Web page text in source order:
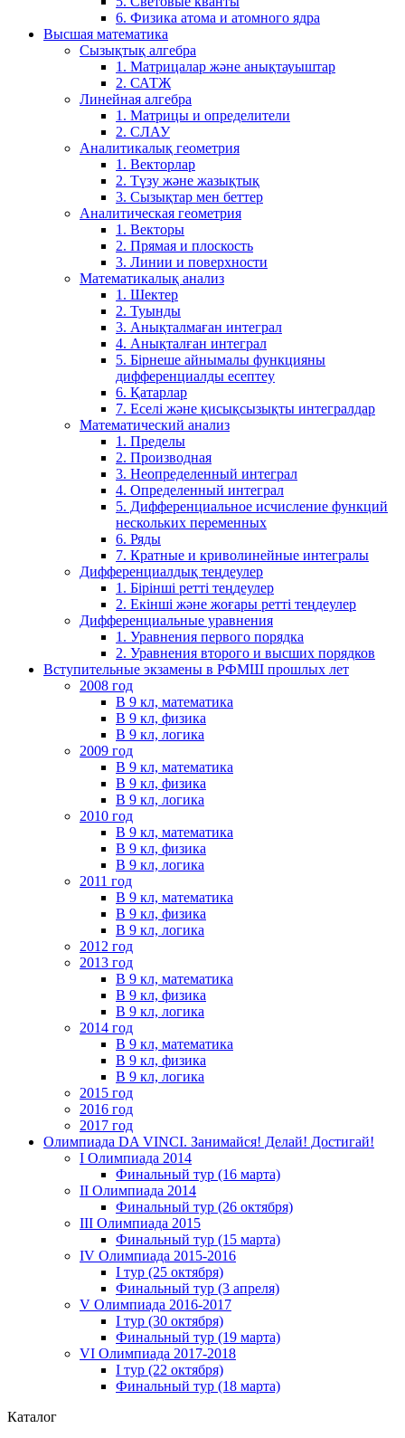
6. Физика атома и атомного ядра
Высшая математика
Сызықтық алгебра
1. Матрицалар және анықтауыштар
2. САТЖ
Линейная алгебра
1. Матрицы и определители
2. СЛАУ
Аналитикалық геометрия
1. Векторлар
2. Түзу және жазықтық
3. Сызықтар мен беттер
Аналитическая геометрия
1. Векторы
2. Прямая и плоскость
3. Линии и поверхности
Математикалық анализ
1. Шектер
2. Туынды
3. Анықталмаған интеграл
4. Анықталған интеграл
5. Бірнеше айнымалы функцияны
дифференциалды есептеу
6. Қатарлар
7. Еселі және қисықсызықты интегралдар
Математический анализ
1. Пределы
2. Производная
3. Неопределенный интеграл
4. Определенный интеграл
5. Дифференциальное исчисление функций
нескольких переменных
6. Ряды
7. Кратные и криволинейные интегралы
Дифференциалдық теңдеулер
1. Бірінші ретті теңдеулер
2. Екінші және жоғары ретті теңдеулер
Дифференциальные уравнения
1. Уравнения первого порядка
2. Уравнения второго и высших порядков
Вступительные экзамены в РФМШ прошлых лет
2008 год
В 9 кл, математика
В 9 кл, физика
В 9 кл, логика
2009 год
В 9 кл, математика
В 9 кл, физика
В 9 кл, логика
2010 год
В 9 кл, математика
В 9 кл, физика
В 9 кл, логика
2011 год
В 9 кл, математика
В 9 кл, физика
В 9 кл, логика
2012 год
2013 год
В 9 кл, математика
В 9 кл, физика
В 9 кл, логика
2014 год
В 9 кл, математика
В 9 кл, физика
В 9 кл, логика
2015 год
2016 год
2017 год
Олимпиада DA VINCI. Занимайся! Делай! Достигай!
I Олимпиада 2014
Финальный тур (16 марта)
II Олимпиада 2014
Финальный тур (26 октября)
III Олимпиада 2015
Финальный тур (15 марта)
IV Олимпиада 2015-2016
I тур (25 октября)
Финальный тур (3 апреля)
V Олимпиада 2016-2017
I тур (30 октября)
Финальный тур (19 марта)
VI Олимпиада 2017-2018
I тур (22 октября)
Финальный тур (18 марта)
Каталог